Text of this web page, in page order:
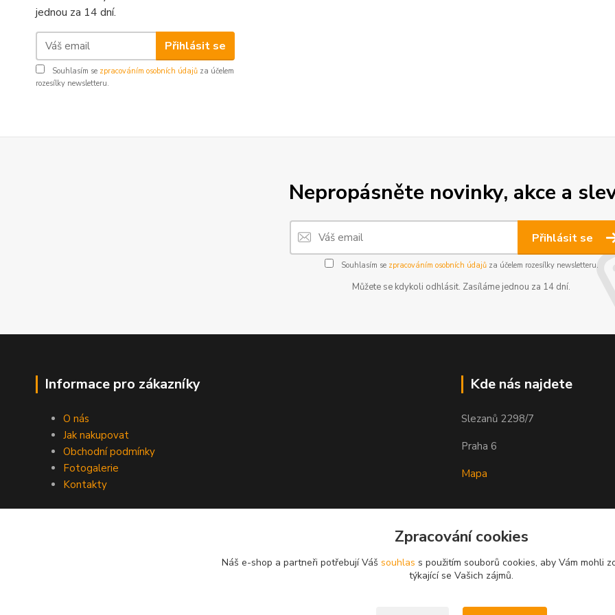
jednou za 14 dní.
Přihlásit se
Souhlasím se zpracováním osobních údajů za účelem
rozesílky newsletteru.
Nepropásněte novinky, akce a
Přihlásit se
Souhlasím se zpracováním osobních údajůza účelem rozesílky newsletteru.
Můžete se kdykoli odhlásit. Zasíláme jednou za 14 dní.
Informace pro zákazníky
O nás
Jak nakupovat
Obchodní podmínky
Fotogalerie
Kontakty
Kde nás najdete
Slezanů 2298/7
Praha 6
Mapa
Zpracování cookies
Náš e-shop a partneři potřebují Váš souhlas s použitím souborů cookies, aby Vám mohli
týkající se Vašich zájmů.